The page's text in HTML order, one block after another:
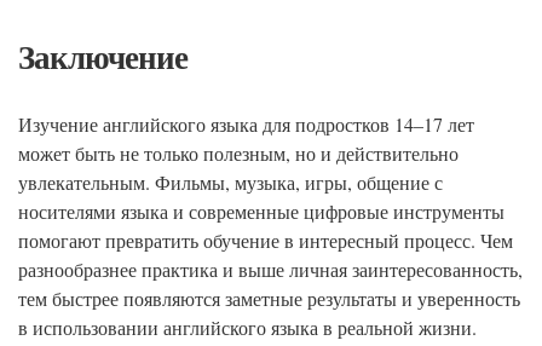
Заключение
Изучение английского языка для подростков 14–17 лет
может быть не только полезным, но и действительно
увлекательным. Фильмы, музыка, игры, общение с
носителями языка и современные цифровые инструменты
помогают превратить обучение в интересный процесс. Чем
разнообразнее практика и выше личная заинтересованность,
тем быстрее появляются заметные результаты и уверенность
в использовании английского языка в реальной жизни.